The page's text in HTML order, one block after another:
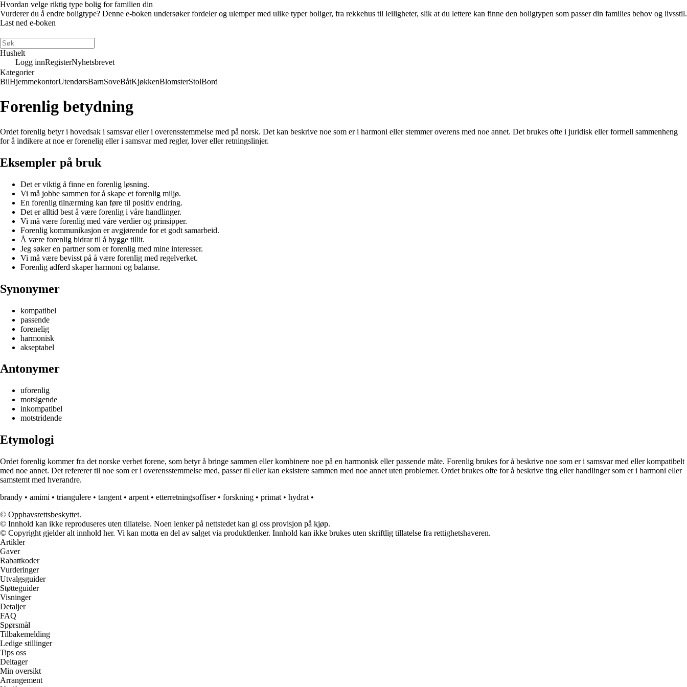
Hvordan velge riktig type bolig for familien din
Vurderer du å endre boligtype? Denne e-boken undersøker fordeler og ulemper med ulike typer boliger, fra rekkehus til leiligheter, slik at du lettere kan finne den boligtypen som passer din families behov og livsstil.
Last ned e-boken
Hushelt
Logg innRegisterNyhetsbrevet
Kategorier
BilHjemmekontorUtendørsBarnSoveBåtKjøkkenBlomsterStolBord
Forenlig betydning
Ordet forenlig betyr i hovedsak i samsvar eller i overensstemmelse med på norsk. Det kan beskrive noe som er i harmoni eller stemmer overens med noe annet. Det brukes ofte i juridisk eller formell sammenheng
for å indikere at noe er forenelig eller i samsvar med regler, lover eller retningslinjer.
Eksempler på bruk
Det er viktig å finne en forenlig løsning.
Vi må jobbe sammen for å skape et forenlig miljø.
En forenlig tilnærming kan føre til positiv endring.
Det er alltid best å være forenlig i våre handlinger.
Vi må være forenlig med våre verdier og prinsipper.
Forenlig kommunikasjon er avgjørende for et godt samarbeid.
Å være forenlig bidrar til å bygge tillit.
Jeg søker en partner som er forenlig med mine interesser.
Vi må være bevisst på å være forenlig med regelverket.
Forenlig adferd skaper harmoni og balanse.
Synonymer
kompatibel
passende
forenelig
harmonisk
akseptabel
Antonymer
uforenlig
motsigende
inkompatibel
motstridende
Etymologi
Ordet forenlig kommer fra det norske verbet forene, som betyr å bringe sammen eller kombinere noe på en harmonisk eller passende måte. Forenlig brukes for å beskrive noe som er i samsvar med eller kompatibelt
med noe annet. Det refererer til noe som er i overensstemmelse med, passer til eller kan eksistere sammen med noe annet uten problemer. Ordet brukes ofte for å beskrive ting eller handlinger som er i harmoni eller
samstemt med hverandre.
brandy • amimi • triangulere • tangent • arpent • etterretningsoffiser• forskning • primat • hydrat •
© Opphavsrettsbeskyttet.
© Innhold kan ikke reproduseres uten tillatelse. Noen lenker på nettstedet kan gi oss provisjon på kjøp.
© Copyright gjelder alt innhold her. Vi kan motta en del av salget via produktlenker. Innhold kan ikke brukes uten skriftlig tillatelse fra rettighetshaveren.
Artikler
Gaver
Rabattkoder
Vurderinger
Utvalgsguider
Støtteguider
Visninger
Detaljer
FAQ
Spørsmål
Tilbakemelding
Ledige stillinger
Tips oss
Deltager
Min oversikt
Arrangement